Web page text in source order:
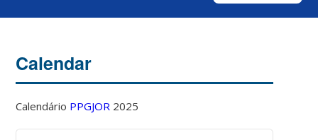
Calendar
Calendário PPGJOR 2025
04:00
05:00